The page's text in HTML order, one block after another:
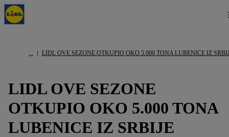
LIDL OVE SEZONE OTKUPIO OKO 5.000 TONA LUBENICE IZ
LIDL OVE SEZONE
OTKUPIO OKO 5.000 TONA
LUBENICE IZ SRBIJE